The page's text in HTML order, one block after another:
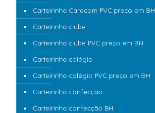
Carteirinha Cardcom PVC preço em BH
Carteirinha clube
Carteirinha clube PVC preço em BH
Carteirinha colégio
Carteirinha colégio PVC preço em BH
Carteirinha confecção
Carteirinha confecção BH